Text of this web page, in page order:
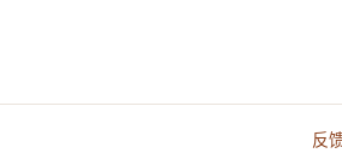
反